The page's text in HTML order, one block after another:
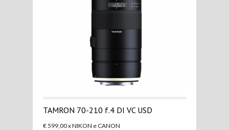
TAMRON 70-210 f.4 DI VC USD
€ 599,00 x NIKON e CANON